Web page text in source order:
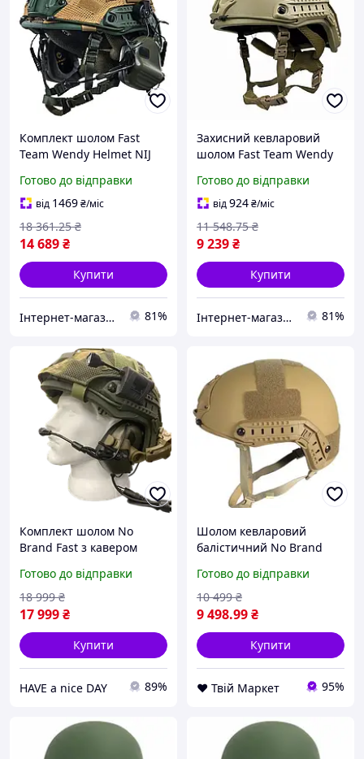
Комплект шолом Fast
Team Wendy Helmet NIJ
M32H MOD3 + кавер
(Оливковий) розмір M
Готово до відправки
від 1469₴/міс
14 689₴
18 361.25 ₴
Купити
Інтернет-магазин Already Better 81%
Захисний кевларовий
шолом Fast Team Wendy
Койот, M
Готово до відправки
від924₴/міс
9 239₴
11 548.75 ₴
Купити
Інтернет-магазин Already Better 81%
Комплект шолом No
Brand Fast з кавером
М32 кріпленням
чебурашка противагом S
Оливковий (1938392837)
Готово до відправки
17 999₴
18 999 ₴
Купити
HAVE a nice DAY 89%
Шолом кевларовий
балістичний No Brand
2026
Готово до відправки
9 498.99₴
10 499 ₴
Купити
❤️ Твій Маркет 95%